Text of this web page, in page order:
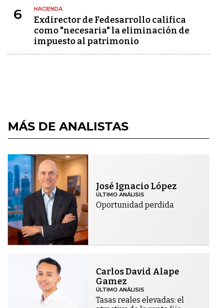
6 HACIENDA
Exdirector de Fedesarrollo califica
como "necesaria" la eliminación de
impuesto al patrimonio
MÁS DE ANALISTAS
José Ignacio López
ÚLTIMO ANÁLISIS
Oportunidad perdida
Carlos David Alape
Gamez
ÚLTIMO ANÁLISIS
Tasas reales elevadas: el